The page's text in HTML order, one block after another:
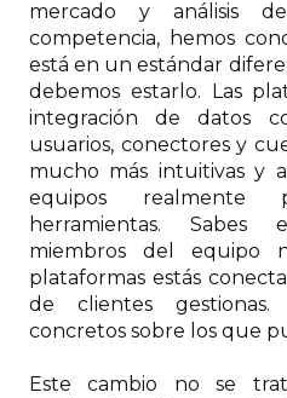
mercado y análisis
competencia, hemos
está en un estándar
debemos estarlo. Las
integración de datos
usuarios, conectores y
mucho más intuitivas y
equipos realmente
herramientas. Sabes
miembros del equipo
plataformas estás
de clientes
concretos sobre los que
Este cambio no se